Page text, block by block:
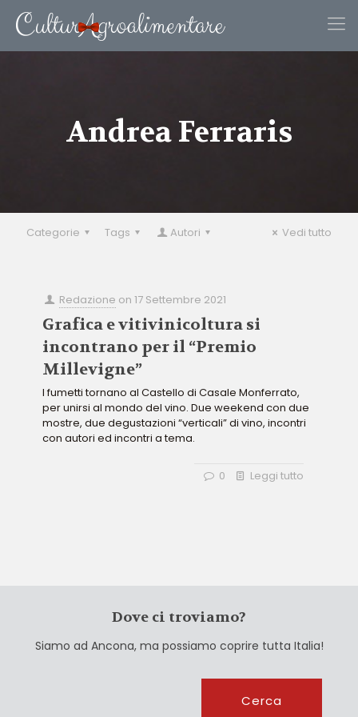
Andrea Ferraris
Categorie Tags Autori Vedi tutto
Redazione on17 Settembre 2021
Grafica e vitivinicoltura si
incontrano per il “Premio
Millevigne”
I fumetti tornano al Castello di Casale Monferrato,
per unirsi al mondo del vino. Due weekend con due
mostre, due degustazioni “verticali” di vino, incontri
con autori ed incontri a tema.
0 Leggi tutto
Dove ci troviamo?
Siamo ad Ancona, ma possiamo coprire tutta Italia!
Cerca